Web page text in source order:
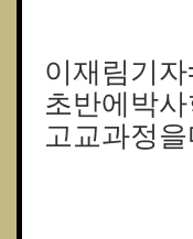
이재림기
초반에박
고교과정